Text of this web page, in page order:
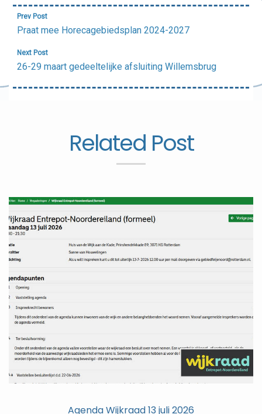
Bericht
navigatie
Prev Post
Praat mee Horecagebiedsplan 2024-2027
Next Post
26-29 maart gedeeltelijke afsluiting Willemsbrug
Related Post
Agenda Wijkraad 13 juli 2026